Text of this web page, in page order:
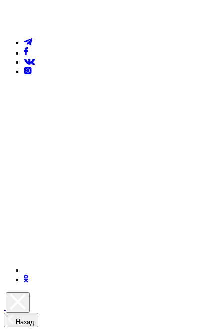
Назад